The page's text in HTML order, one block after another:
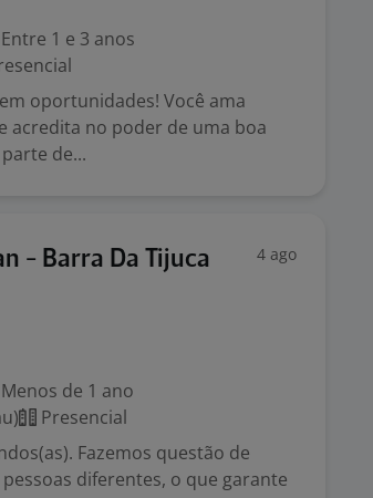
Entre 1 e 3 anos
oportunidades! Você ama
acredita no poder de uma boa
de...
- Barra Da Tijuca
4 ago
Menos de 1 ano
Presencial
Fazemos questão de
diferentes, o que garante